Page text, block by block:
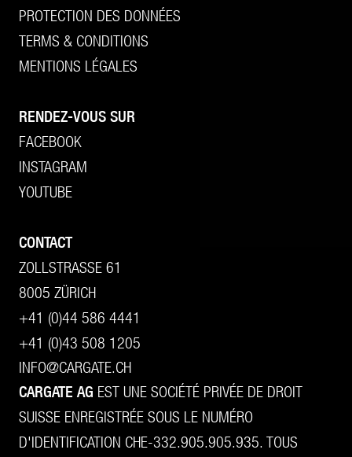
PROTECTION DES DONNÉES
TERMS & CONDITIONS
MENTIONS LÉGALES
RENDEZ-VOUS SUR
FACEBOOK
INSTAGRAM
YOUTUBE
CONTACT
ZOLLSTRASSE 61
8005 ZÜRICH
+41 (0)44 586 4441
+41 (0)43 508 1205
INFO@CARGATE.CH
CARGATE AG EST UNE SOCIÉTÉ PRIVÉE DE DROIT
SUISSE ENREGISTRÉE SOUS LE NUMÉRO
D'IDENTIFICATION CHE-332.905.905.935. TOUS